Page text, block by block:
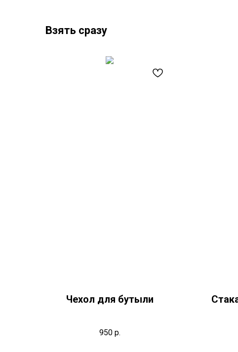
Взять сразу
Чехол для бутыли
950 р.